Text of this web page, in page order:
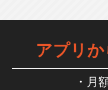
アプリか
月